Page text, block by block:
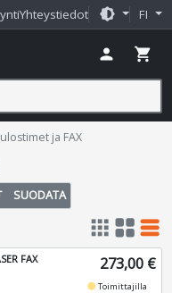
Yhteystiedot brightness_medium FI
person shopping_cart
ja FAX
SUODATA
apps grid_view table_rows
FAX 273,00 €
fiber_manual_recordToimittajilla